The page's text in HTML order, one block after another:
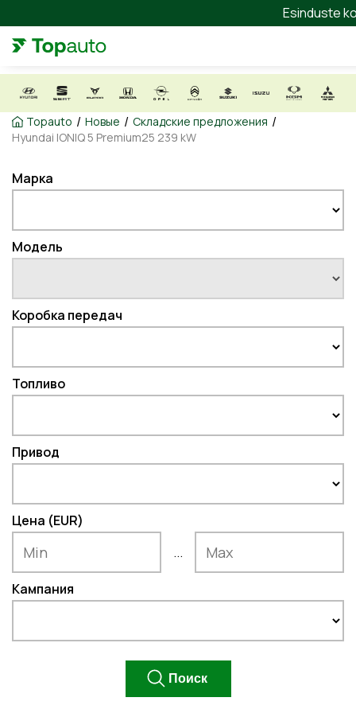
Esinduste
Topauto / Новые / Складские предложения /
Hyundai IONIQ 5 Premium25 239 kW
Марка
Модель
Коробка передач
Топливо
Привод
Цена (EUR)
...
Кампания